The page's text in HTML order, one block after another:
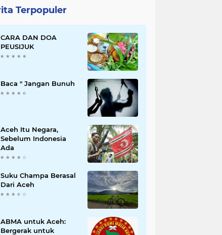
Terpopuler
CARA DAN DOA
PEUSIJUK
Baca " Jangan Bunuh
Aceh Itu Negara,
Sebelum Indonesia
Ada
Suku Champa Berasal
Dari Aceh
ABMA untuk Aceh:
Bergerak untuk